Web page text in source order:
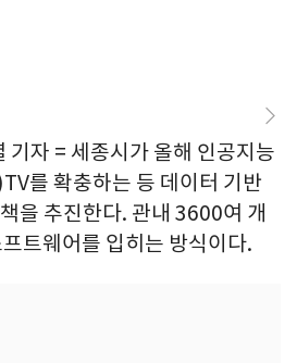
기자 = 세종시가 올해 인공지능
를 확충하는 등 데이터 기반
을 추진한다. 관내 3600여 개
트웨어를 입히는 방식이다.